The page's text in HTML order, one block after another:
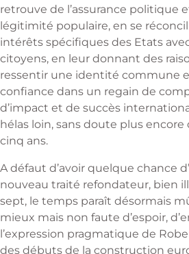
retrouve de l’assurance politique
légitimité populaire, en se
intérêts spécifiques des Etats
citoyens, en leur donnant des
ressentir une identité commune
confiance dans un regain de
d’impact et de succès
hélas loin, sans doute plus encore
cinq ans.
A défaut d’avoir quelque chance
nouveau traité refondateur, bien
sept, le temps paraît désormais
mieux mais non faute d’espoir,
l’expression pragmatique de
des débuts de la construction